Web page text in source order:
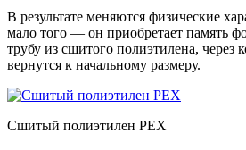
В результате меняются физические
мало того — он приобретает память
трубу из сшитого полиэтилена, через
вернутся к начальному размеру.
Сшитый полиэтилен PEX